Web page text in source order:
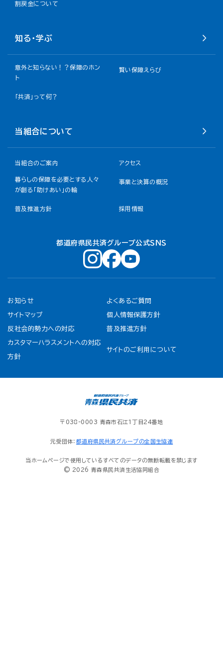
割戻金について​
知る・学ぶ
意外と知らない！？保障のホン
ト
賢い保障えらび
「共済」って何？
当組合について
当組合のご案内 アクセス
暮らしの保障を必要とする人々
が創る「助けあい」の輪
事業と決算の概況
普及推進方針 採用情報
都道府県民共済グループ公式ＳＮＳ
お知らせ よくあるご質問
サイトマップ 個人情報保護方針
反社会的勢力への対応 普及推進方針
カスタマーハラスメントへの対応
方針
サイトのご利用について
〒038-0003 青森市石江1丁目24番地
元受団体： 都道府県民共済グループの全国生協連
当ホームページで使用しているすべてのデータの無断転載を禁じます
© 2026 青森県民共済生活協同組合